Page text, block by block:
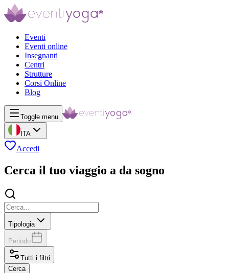
Eventi
Eventi online
Insegnanti
Centri
Strutture
Corsi Online
Blog
Toggle menu
ITA
Accedi
Cerca il tuo viaggio a da sogno
Tipologia
Periodo
Tutti i filtri
Cerca